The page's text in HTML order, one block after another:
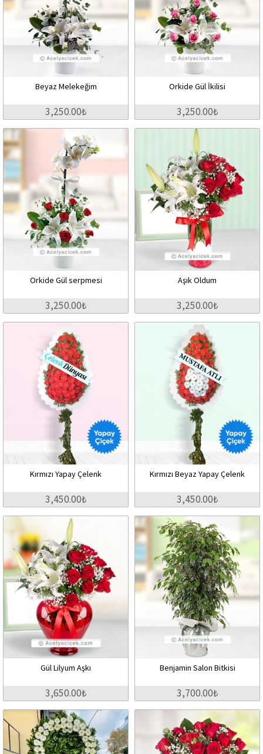
Beyaz Melekeğim
3,250.00₺
Orkide Gül İkilisi
3,250.00₺
Orkide Gül serpmesi
3,250.00₺
Aşık Oldum
3,250.00₺
Kırmızı Yapay Çelenk
3,450.00₺
Kırmızı Beyaz Yapay Çelenk
3,450.00₺
Gül Lilyum Aşkı
3,650.00₺
Benjamin Salon Bitkisi
3,700.00₺